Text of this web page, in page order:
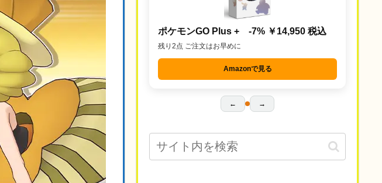
ポケモンGO Plus + -7% ￥14,950 税込
残り2点 ご注文はお早めに
Amazonで見る
← →